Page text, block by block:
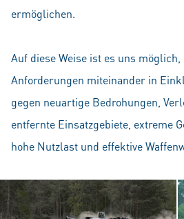
ermöglichen.
Auf diese Weise ist es uns
Anforderungen miteinander in
gegen neuartige Bedrohungen,
entfernte Einsatzgebiete, extreme
hohe Nutzlast und effektive